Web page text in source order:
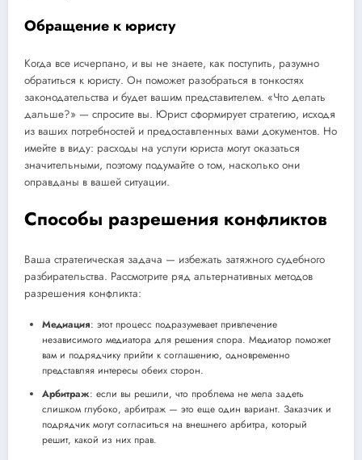
Обращение к юристу
Когда все исчерпано, и вы не знаете, как поступить, разумно
обратиться к юристу. Он поможет разобраться в тонкостях
законодательства и будет вашим представителем. «Что делать
дальше?» — спросите вы. Юрист сформирует стратегию, исходя
из ваших потребностей и предоставленных вами документов. Но
имейте в виду: расходы на услуги юриста могут оказаться
значительными, поэтому подумайте о том, насколько они
оправданы в вашей ситуации.
Способы разрешения конфликтов
Ваша стратегическая задача — избежать затяжного судебного
разбирательства. Рассмотрите ряд альтернативных методов
разрешения конфликта:
Медиация: этот процесс подразумевает привлечение
независимого медиатора для решения спора. Медиатор поможет
вам и подрядчику прийти к соглашению, одновременно
представляя интересы обеих сторон.
Арбитраж: если вы решили, что проблема не мела задеть
слишком глубоко, арбитраж — это еще один вариант. Заказчик и
подрядчик могут согласиться на внешнего арбитра, который
решит, какой из них прав.